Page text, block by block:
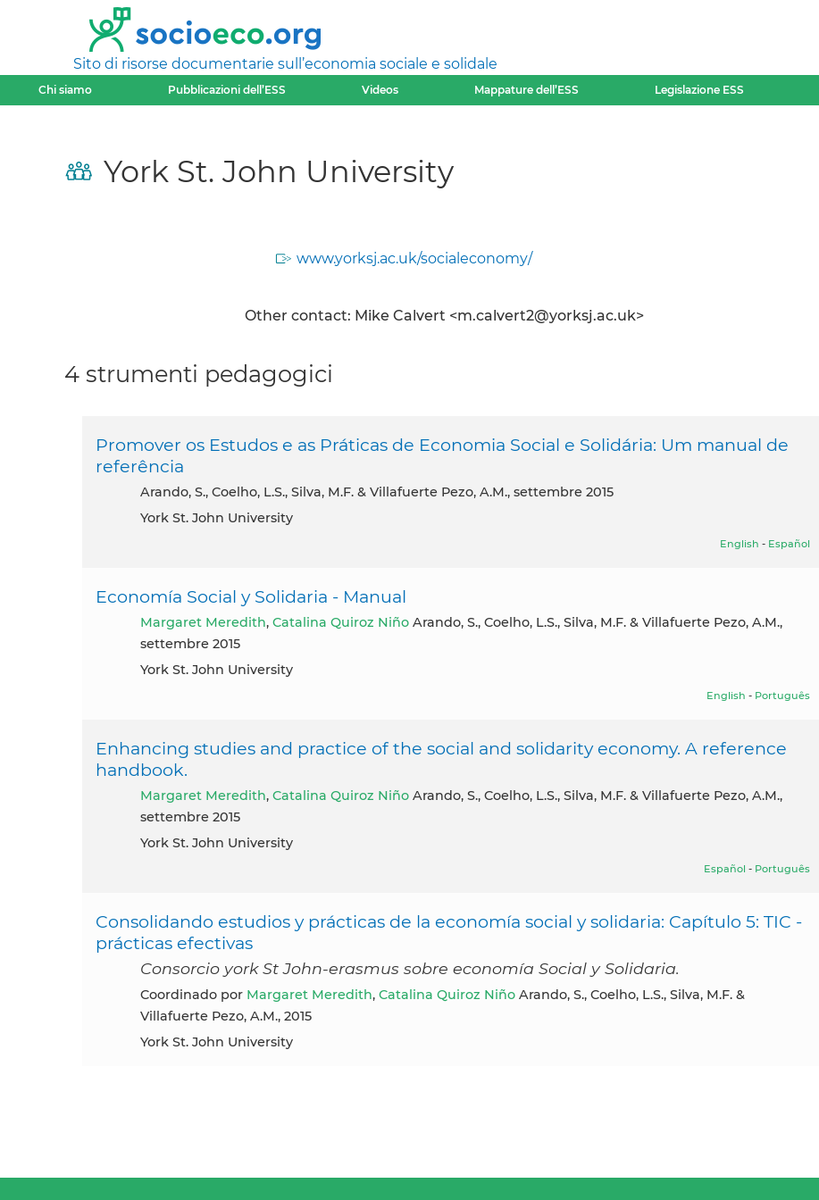
Sito di risorse documentarie sull’economia sociale e solidale
Chi siamo Pubblicazioni dell’ESS Videos Mappature dell’ESS Legislazione ESS
York St. John University
www.yorksj.ac.uk/socialeconomy/
Other contact: Mike Calvert <m.calvert2@yorksj.ac.uk>
4 strumenti pedagogici
Promover os Estudos e as Práticas de Economia Social e Solidária: Um manual de
referência
Arando, S., Coelho, L.S., Silva, M.F. & Villafuerte Pezo, A.M., settembre 2015
York St. John University
English - Español
Economía Social y Solidaria - Manual
Margaret Meredith, Catalina Quiroz Niño Arando, S., Coelho, L.S., Silva, M.F. & Villafuerte Pezo, A.M.,
settembre 2015
York St. John University
English - Português
Enhancing studies and practice of the social and solidarity economy. A reference
handbook.
Margaret Meredith, Catalina Quiroz Niño Arando, S., Coelho, L.S., Silva, M.F. & Villafuerte Pezo, A.M.,
settembre 2015
York St. John University
Español - Português
Consolidando estudios y prácticas de la economía social y solidaria: Capítulo 5: TIC -
prácticas efectivas
Consorcio york St John-erasmus sobre economía Social y Solidaria.
Coordinado por Margaret Meredith, Catalina Quiroz Niño Arando, S., Coelho, L.S., Silva, M.F. &
Villafuerte Pezo, A.M., 2015
York St. John University